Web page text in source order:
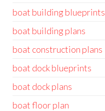
boat building blueprints
boat building plans
boat construction plans
boat dock blueprints
boat dock plans
boat floor plan